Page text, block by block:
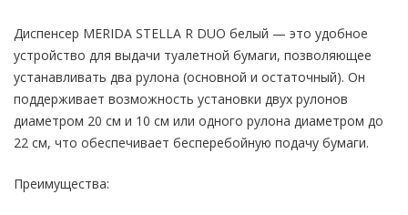
белый
Диспенсер MERIDA STELLA R DUO белый — это удобное
устройство для выдачи туалетной бумаги, позволяющее
устанавливать два рулона (основной и остаточный). Он
поддерживает возможность установки двух рулонов
диаметром 20 см и 10 см или одного рулона диаметром до
22 см, что обеспечивает бесперебойную подачу бумаги.
Преимущества: